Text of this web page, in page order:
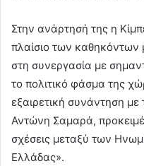
Στην ανάρτησή της η
πλαίσιο των
στη συνεργασία με
το πολιτικό φάσμα της
εξαιρετική συνάντηση
Αντώνη Σαμαρά,
σχέσεις μεταξύ των
Ελλάδας».